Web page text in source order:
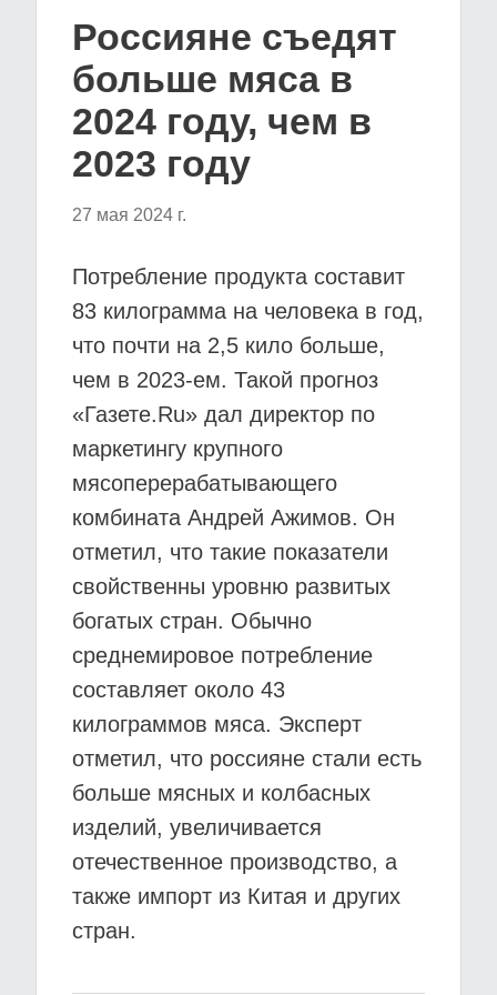
Россияне съедят
больше мяса в
2024 году, чем в
2023 году
27 мая 2024 г.
Потребление продукта составит
83 килограмма на человека в год,
что почти на 2,5 кило больше,
чем в 2023-ем. Такой прогноз
«Газете.Ru» дал директор по
маркетингу крупного
мясоперерабатывающего
комбината Андрей Ажимов. Он
отметил, что такие показатели
свойственны уровню развитых
богатых стран. Обычно
среднемировое потребление
составляет около 43
килограммов мяса. Эксперт
отметил, что россияне стали есть
больше мясных и колбасных
изделий, увеличивается
отечественное производство, а
также импорт из Китая и других
стран.